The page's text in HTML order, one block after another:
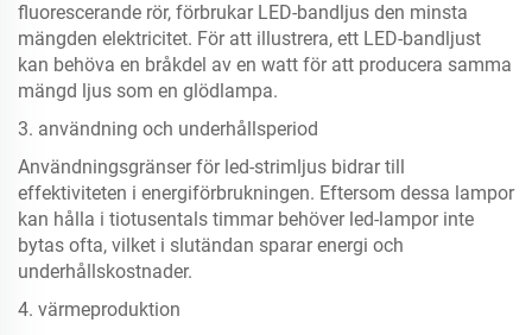
fluorescerande rör, förbrukar LED-bandljus den minsta
mängden elektricitet. För att illustrera, ett LED-bandljust
kan behöva en bråkdel av en watt för att producera samma
mängd ljus som en glödlampa.
3. användning och underhållsperiod
Användningsgränser för led-strimljus bidrar till
effektiviteten i energiförbrukningen. Eftersom dessa lampor
kan hålla i tiotusentals timmar behöver led-lampor inte
bytas ofta, vilket i slutändan sparar energi och
underhållskostnader.
4. värmeproduktion